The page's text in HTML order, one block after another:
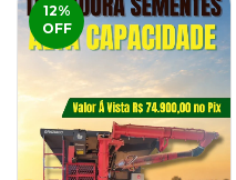
12%
OFF